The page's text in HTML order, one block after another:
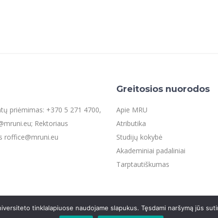
priėmimas: +370 5 271 4700,
Rektoriaus
roffice@mruni.eu
Greitosios nuorodos
Apie MRU
Atributika
Studijų kokybė
Akademiniai padaliniai
Tarptautiškumas
tinklalapiuose naudojame slapukus. Tęsdami naršymą jūs